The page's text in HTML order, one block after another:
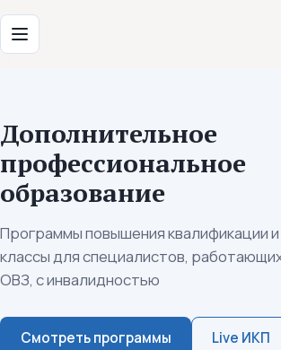
Перейти к содержимому
Институт коррекционной педагогики
Меню
Дополнительное
профессиональное
образование
Программы повышения квалификации
классы для специалистов,
ОВЗ, с инвалидностью
Смотреть программы Live ИКП